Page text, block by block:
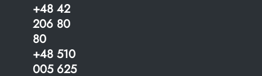
+48 42
206 80
80
+48 510
005 625